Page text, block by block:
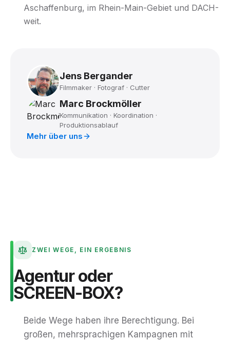
Aschaffenburg, im Rhein-Main-Gebiet und DACH-
weit.
Jens Bergander
Filmmaker · Fotograf · Cutter
Marc Brockmöller
Kommunikation · Koordination ·
Produktionsablauf
Mehr über uns
ZWEI WEGE, EIN ERGEBNIS
Agentur oder
SCREEN-BOX?
Beide Wege haben ihre Berechtigung. Bei
großen, mehrsprachigen Kampagnen mit